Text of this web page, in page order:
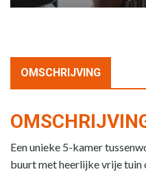
OMSCHRIJVING
Een unieke 5-kamer
buurt met heerlijke vrije tuin